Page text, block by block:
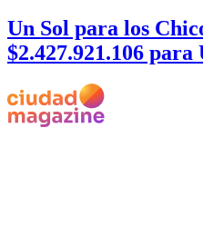
Un Sol para los
$2.427.921.106